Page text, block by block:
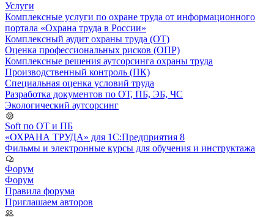
Услуги
Комплексные услуги по охране труда от информационного
портала «Охрана труда в России»
Комплексный аудит охраны труда (ОТ)
Оценка профессиональных рисков (ОПР)
Комплексные решения аутсорсинга охраны труда
Производственный контроль (ПК)
Специальная оценка условий труда
Разработка документов по ОТ, ПБ, ЭБ, ЧС
Экологический аутсорсинг
Soft по ОТ и ПБ
«ОХРАНА ТРУДА» для 1С:Предприятия 8
Фильмы и электронные курсы для обучения и инструктажа
Форум
Форум
Правила форума
Приглашаем авторов